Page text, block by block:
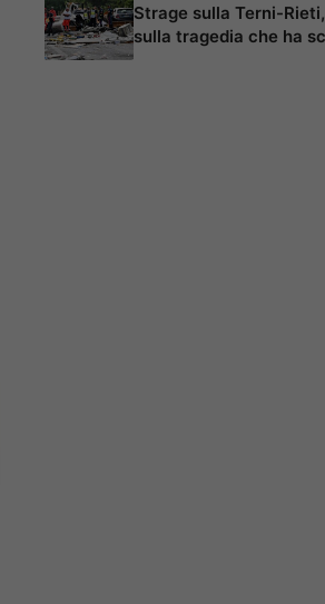
Strage sulla Terni-
sulla tragedia che ha